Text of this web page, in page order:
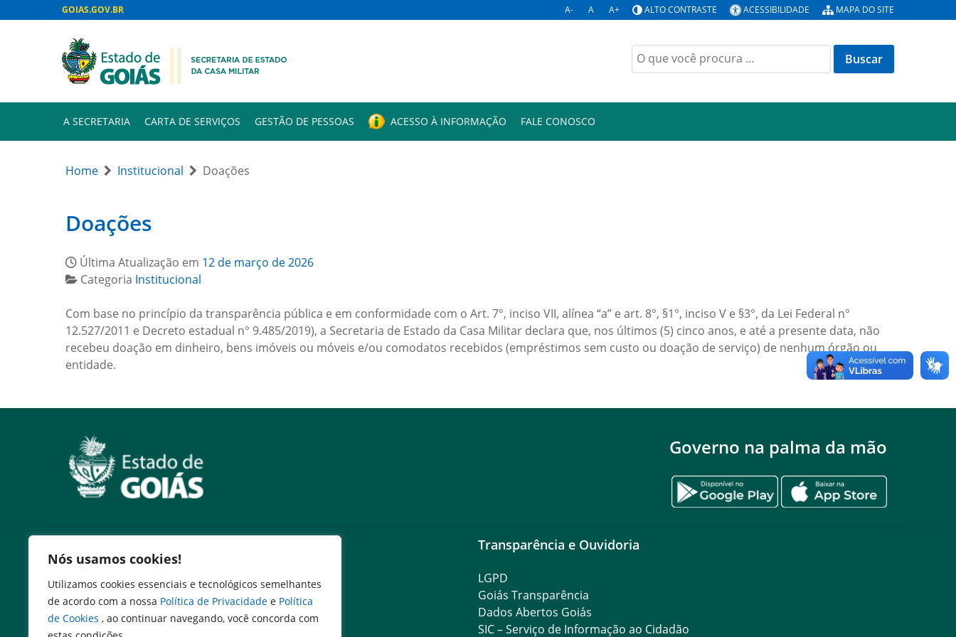
Nós usamos cookies!
Utilizamos cookies essenciais e tecnológicos semelhantes
de acordo com a nossa Política de Privacidade e Política
de Cookies , ao continuar navegando, você concorda com
GOIAS.GOV.BR A- A A+ ALTO CONTRASTE ACESSIBILIDADE MAPA DO SITE
Buscar
por:
A SECRETARIA CARTA DE SERVIÇOS GESTÃO DE PESSOAS ACESSO À INFORMAÇÃO FALE CONOSCO
Home Institucional Doações
Doações
Última Atualização em 12 de março de 2026
Categoria Institucional
Com base no princípio da transparência pública e em conformidade com o Art. 7°, inciso VII, alínea “a” e art. 8°, §1°, inciso V e §3°, da Lei Federal n°
12.527/2011 e Decreto estadual n° 9.485/2019), a Secretaria de Estado da Casa Militar declara que, nos últimos (5) cinco anos, e até a presente data, não
recebeu doação em dinheiro, bens imóveis ou móveis e/ou comodatos recebidos (empréstimos sem custo ou doação de serviço) de nenhum órgão ou
entidade.
Governo na palma da mão
Secretaria de Estado da Casa Civil
Governo Federal
Assembléia Legislativa do Estado de Goiás
Transparência e Ouvidoria
LGPD
Goiás Transparência
Dados Abertos Goiás
SIC – Serviço de Informação ao Cidadão